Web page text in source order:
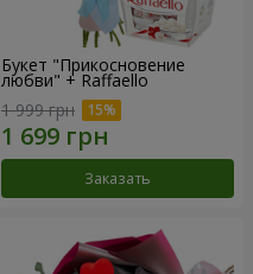
Букет "Прикосновение
любви" + Raffaello
1 999 грн
Заказать